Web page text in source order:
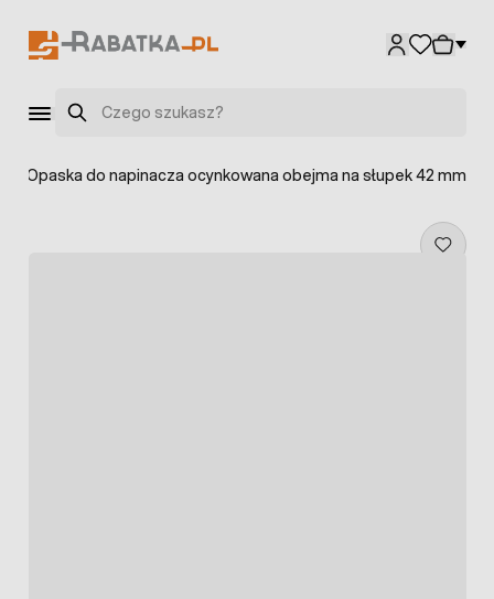
Szukaj
Opaska do napinacza ocynkowana obejma na słupek 42 mm